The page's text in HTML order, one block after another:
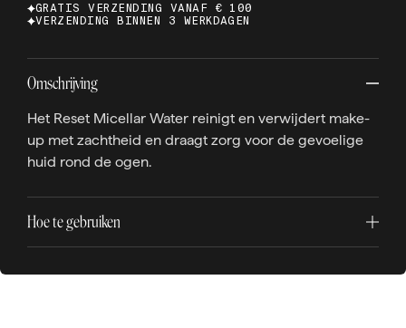
GRATIS VERZENDING VANAF € 100
VERZENDING BINNEN 3 WERKDAGEN
Omschrijving
Het Reset Micellar Water reinigt en verwijdert make-
up met zachtheid en draagt zorg voor de gevoelige
huid rond de ogen.
Hoe te gebruiken